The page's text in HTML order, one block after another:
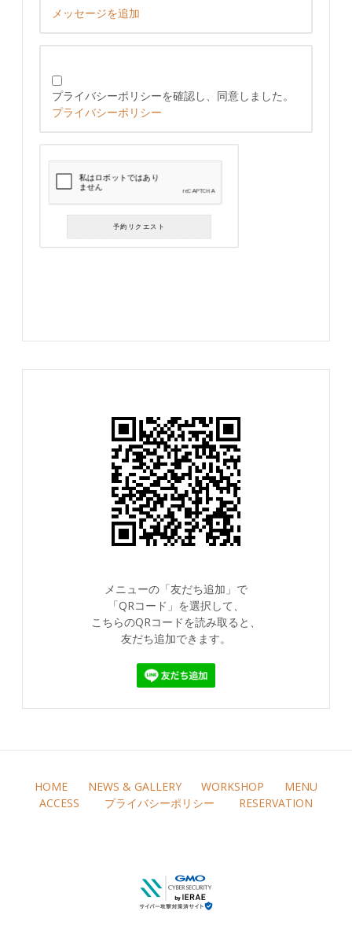
メッセージを追加
プライバシーポリシーを確認し、同意しました。
プライバシーポリシー
予約リクエスト
メニューの「友だち追加」で
「QRコード」を選択して、
こちらのQRコードを読み取ると、
友だち追加できます。
HOME NEWS & GALLERY WORKSHOP
MENU
ACCESS
プライバシーポリシー RESERVATION